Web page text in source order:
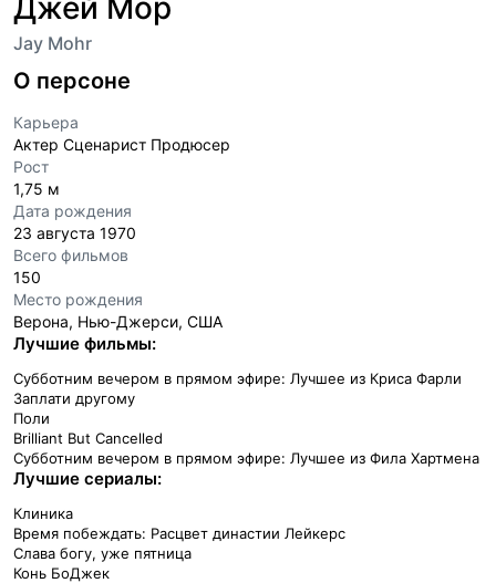
Джей Мор
Jay Mohr
О персоне
Карьера
Актер Сценарист Продюсер
Рост
1,75 м
Дата рождения
23 августа 1970
Всего фильмов
150
Место рождения
Верона, Нью-Джерси, США
Лучшие фильмы:
Субботним вечером в прямом эфире: Лучшее из Криса Фарли
Заплати другому
Поли
Brilliant But Cancelled
Субботним вечером в прямом эфире: Лучшее из Фила Хартмена
Лучшие сериалы:
Клиника
Время побеждать: Расцвет династии Лейкерс
Слава богу, уже пятница
Конь БоДжек